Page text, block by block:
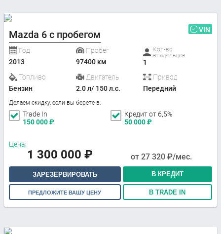
Mazda 6 с пробегом VIN
Год
2013
Пробег
97400 км
Кол-во
владельцев
1
Топливо
Бензин
Двигатель
2.0 л/ 150 л.с.
Привод
Передний
Делаем скидку, если вы берете в:
Trade In
150 000₽
Кредит от 6,5%
50 000₽
Цена:
1 300 000 ₽ от 27 320 ₽/мес.
ЗАРЕЗЕРВИРОВАТЬ В КРЕДИТ
ПРЕДЛОЖИТЕ ВАШУ ЦЕНУ В TRADE IN